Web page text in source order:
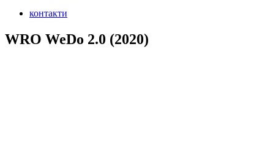
контакти
WRO WeDo 2.0 (2020)